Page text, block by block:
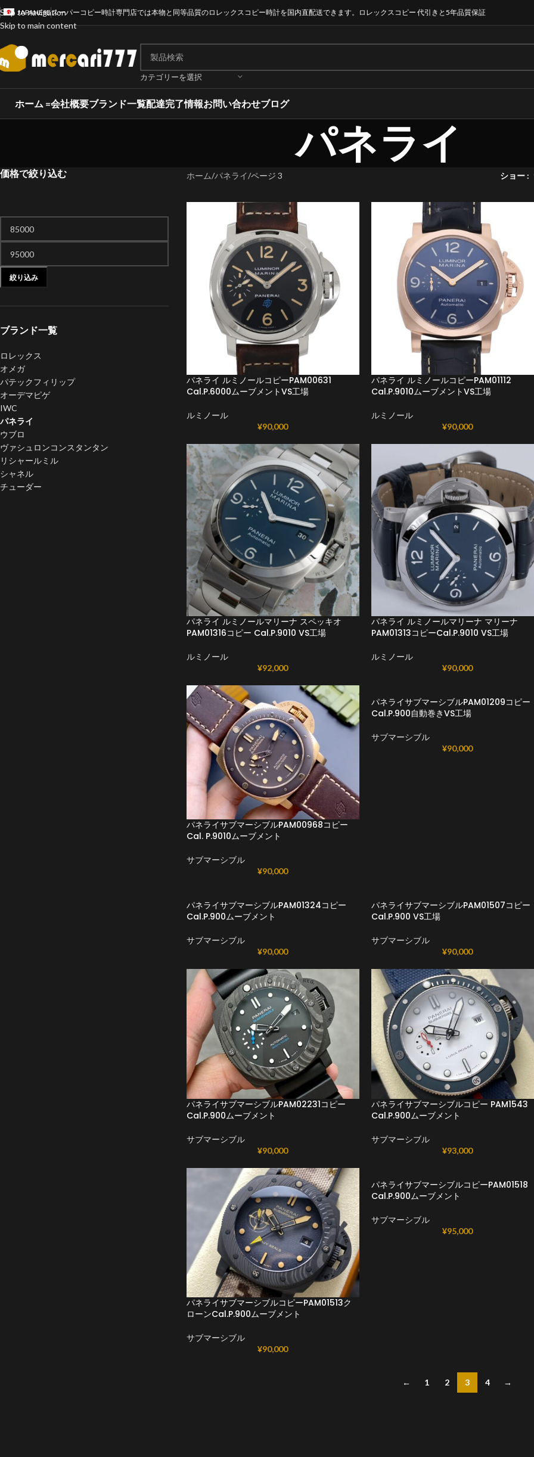
Skip to navigation
Skip to main content
JAPANESEスーパーコピー時計専門店では本物と同等品質のロレックスコピー時計を国内直配送できます。ロレックスコピー 代引きと5年品質保証
カテゴリーを選択
ホーム =会社概要ブランド一覧配達完了情報お問い合わせブログ
パネライ
価格で絞り込む
絞り込み
ブランド一覧
ロレックス
オメガ
パテックフィリップ
オーデマピゲ
IWC
パネライ
ウブロ
ヴァシュロンコンスタンタン
リシャールミル
シャネル
チューダー
ホーム パネライ ページ 3 ショー
パネライ ルミノールコピーPAM00631
Cal.P.6000ムーブメントVS工場
ルミノール
¥90,000
パネライ ルミノールコピーPAM01112
Cal.P.9010ムーブメントVS工場
ルミノール
¥90,000
パネライ ルミノールマリーナ スペッキオ
PAM01316コピー Cal.P.9010 VS工場
ルミノール
¥92,000
パネライ ルミノールマリーナ マリーナ
PAM01313コピーCal.P.9010 VS工場
ルミノール
¥90,000
パネライサブマーシブルPAM00968コピー
Cal. P.9010ムーブメント
サブマーシブル
¥90,000
パネライサブマーシブルPAM01209コピー
Cal.P.900自動巻きVS工場
サブマーシブル
¥90,000
パネライサブマーシブルPAM01324コピー
Cal.P.900ムーブメント
サブマーシブル
¥90,000
パネライサブマーシブルPAM01507コピー
Cal.P.900 VS工場
サブマーシブル
¥90,000
パネライサブマーシブルPAM02231コピー
Cal.P.900ムーブメント
サブマーシブル
¥90,000
パネライサブマーシブルコピー PAM1543
Cal.P.900ムーブメント
サブマーシブル
¥93,000
パネライサブマーシブルコピーPAM01513ク
ローンCal.P.900ムーブメント
サブマーシブル
¥90,000
パネライサブマーシブルコピーPAM01518
Cal.P.900ムーブメント
サブマーシブル
¥95,000
← 1 2 3 4 →